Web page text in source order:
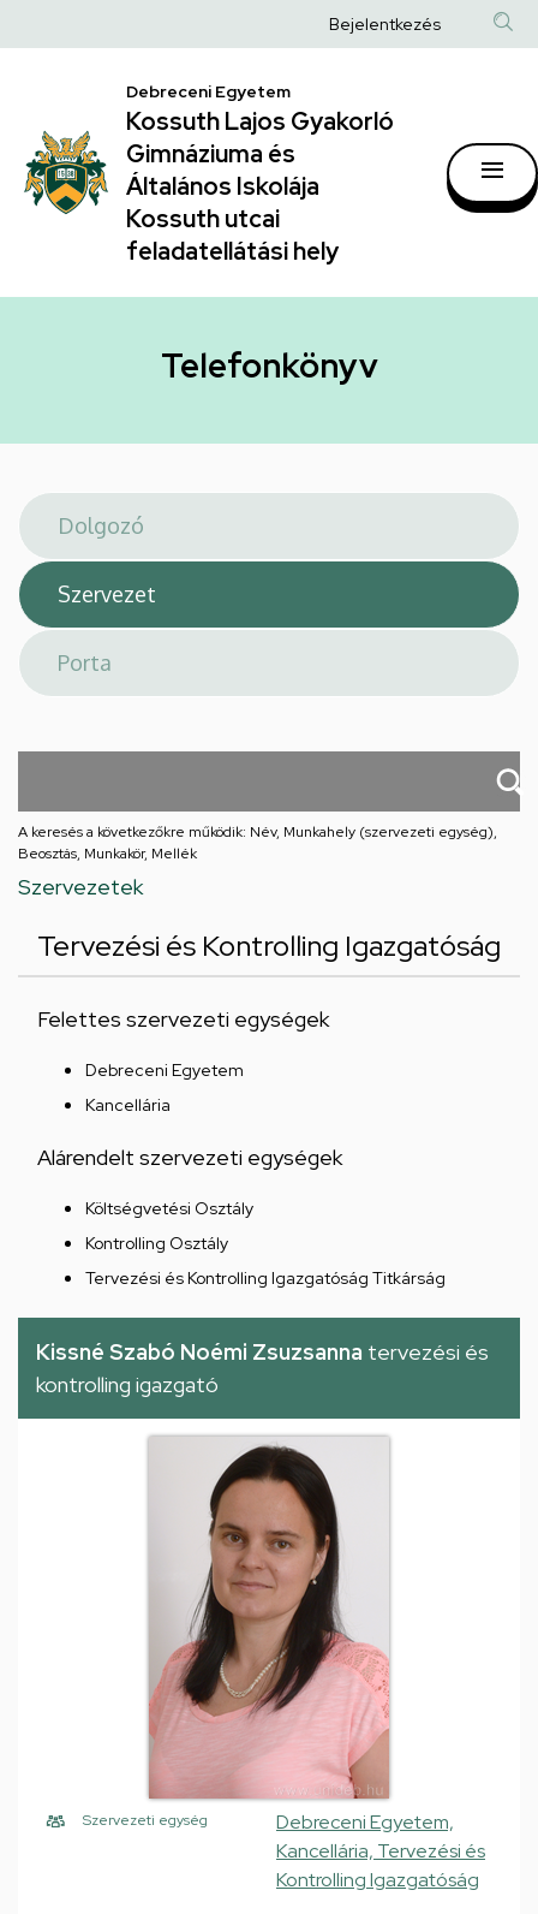
|
Kossuth
Lajos
Gyakorló
Gimnáziuma
Általános
hely
a
Anonim
fiók
Bejelentkezés
Debreceni Egyetem
Kossuth Lajos Gyakorló
Gimnáziuma és
Általános Iskolája
Kossuth utcai
feladatellátási hely
Telefonkönyv
A keresés a következőkre működik: Név, Munkahely (szervezeti egység),
Beosztás, Munkakör, Mellék
Szervezetek
Tervezési és Kontrolling Igazgatóság
Felettes szervezeti egységek
Debreceni Egyetem
Kancellária
Alárendelt szervezeti egységek
Költségvetési Osztály
Kontrolling Osztály
Tervezési és Kontrolling Igazgatóság Titkárság
Kissné Szabó Noémi Zsuzsanna tervezési és
kontrolling igazgató
Szervezeti egység
Debreceni Egyetem,
Kancellária, Tervezési és
Kontrolling Igazgatóság